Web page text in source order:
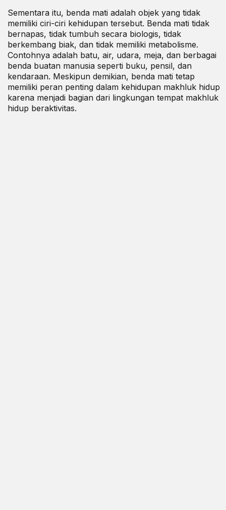
Sementara itu, benda mati adalah objek yang tidak
memiliki ciri-ciri kehidupan tersebut. Benda mati tidak
bernapas, tidak tumbuh secara biologis, tidak
berkembang biak, dan tidak memiliki metabolisme.
Contohnya adalah batu, air, udara, meja, dan berbagai
benda buatan manusia seperti buku, pensil, dan
kendaraan. Meskipun demikian, benda mati tetap
memiliki peran penting dalam kehidupan makhluk hidup
karena menjadi bagian dari lingkungan tempat makhluk
hidup beraktivitas.